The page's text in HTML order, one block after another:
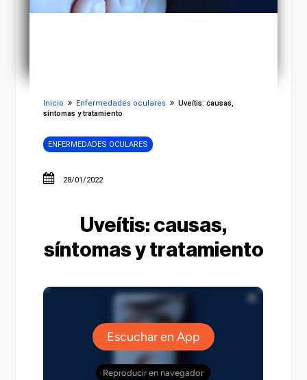
Inicio Enfermedades oculares
Uveítis: causas,
síntomas y tratamiento
ENFERMEDADES OCULARES
28/01/2022
Uveítis: causas,
síntomas y tratamiento